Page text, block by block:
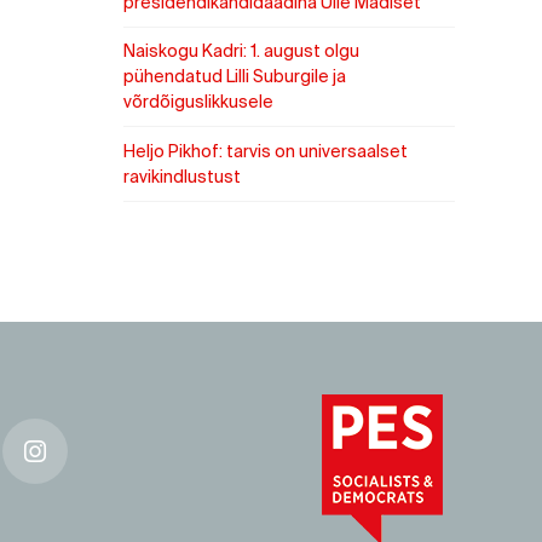
Naiskogu Kadri: 1. august olgu
pühendatud Lilli Suburgile ja
võrdõiguslikkusele
Heljo Pikhof: tarvis on universaalset
ravikindlustust